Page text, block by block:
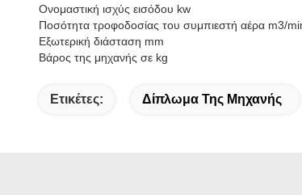
Ονομαστική ισχύς εισόδου kw
Ποσότητα τροφοδοσίας του συμπιεστή αέρα m3/
Εξωτερική διάσταση mm
Βάρος της μηχανής σε kg
Ετικέτες: Δίπλωμα Της Μηχανής